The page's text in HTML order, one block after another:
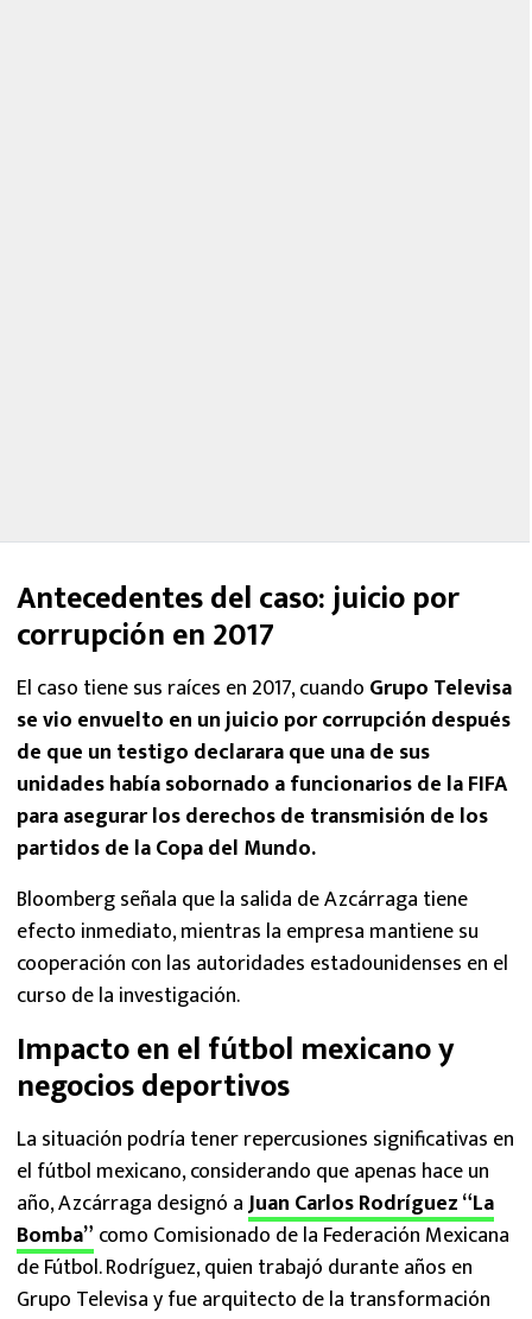
Antecedentes del caso: juicio por
corrupción en 2017
El caso tiene sus raíces en 2017, cuando Grupo Televisa
se vio envuelto en un juicio por corrupción después
de que un testigo declarara que una de sus
unidades había sobornado a funcionarios de la FIFA
para asegurar los derechos de transmisión de los
partidos de la Copa del Mundo.
Bloomberg señala que la salida de Azcárraga tiene
efecto inmediato, mientras la empresa mantiene su
cooperación con las autoridades estadounidenses en el
curso de la investigación.
Impacto en el fútbol mexicano y
negocios deportivos
La situación podría tener repercusiones significativas en
el fútbol mexicano, considerando que apenas hace un
año, Azcárraga designó aJuan Carlos Rodríguez “La
Bomba” como Comisionado de la Federación Mexicana
de Fútbol. Rodríguez, quien trabajó durante años en
Grupo Televisa y fue arquitecto de la transformación